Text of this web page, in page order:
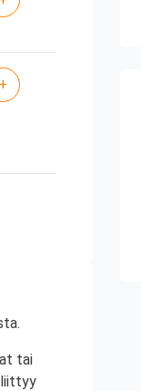
+
tai
liittyy